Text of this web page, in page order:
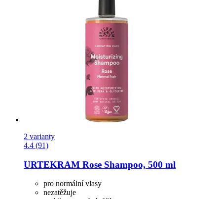
2 varianty
4.4 (91)
URTEKRAM Rose Shampoo, 500 ml
pro normální vlasy
nezatěžuje